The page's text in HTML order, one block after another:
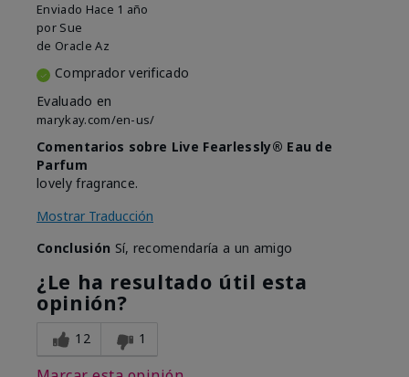
Enviado Hace 1 año
por Sue
de Oracle Az
Comprador verificado
Evaluado en
marykay.com/en-us/
Comentarios sobre Live Fearlessly® Eau de
Parfum
lovely fragrance.
Mostrar Traducción
Conclusión Sí, recomendaría a un amigo
¿Le ha resultado útil esta
opinión?
12 1